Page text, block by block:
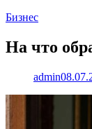
Бизнес
На что
admin